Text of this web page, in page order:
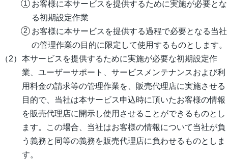
お客様に本サービスを提供するために実施が必要とな
る初期設定作業
お客様に本サービスを提供する過程で必要となる当社
の管理作業の目的に限定して使用するものとします。
本サービスを提供するために実施が必要な初期設定作
業、ユーザーサポート、サービスメンテナンスおよび利
用料金の請求等の管理作業を、販売代理店に実施させる
目的で、当社は本サービス申込時に頂いたお客様の情報
を販売代理店に開示し使用させることができるものとし
ます。この場合、当社はお客様の情報について当社が負
う義務と同等の義務を販売代理店に負わせるものとしま
す。